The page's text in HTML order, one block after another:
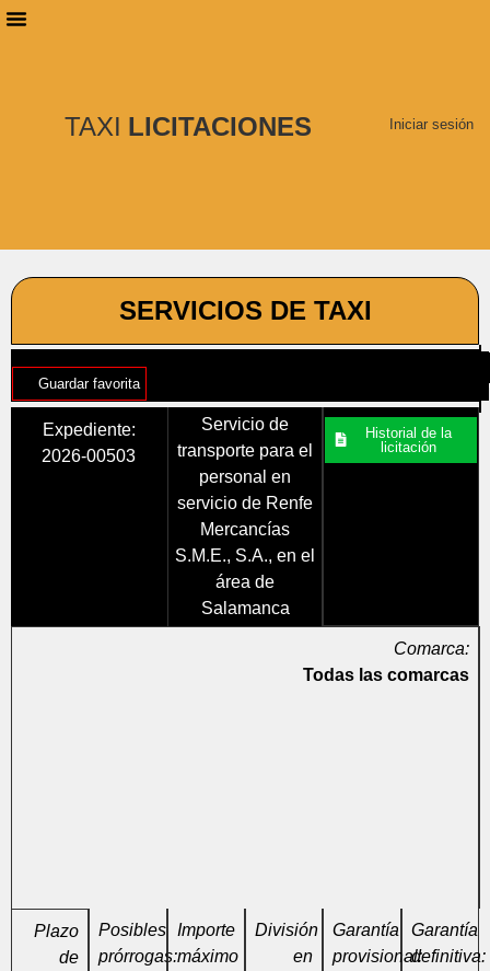
TAXI LICITACIONES Iniciar sesión
SERVICIOS DE TAXI
Guardar favorita
Expediente:
2026-00503
Servicio de
transporte para el
personal en
servicio de Renfe
Mercancías
S.M.E., S.A., en el
área de
Salamanca
Historial de la
licitación
Comarca:
Todas las comarcas
Plazo
de
Posibles
prórrogas:
Importe
máximo
División
en
Garantía
provisional:
Garantía
definitiva: